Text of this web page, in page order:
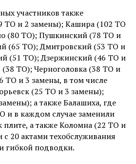
участников также
ТО и 2 замены); Кашира (102 ТО
(80 ТО); Пушкинский (78 ТО и
(65 ТО); Дмитровский (53 ТО и
(51 ТО); Дзержинский (46 ТО и
(38 ТО); Черноголовка (38 ТО и
ТО и 3 замены, в том числе
(25 ТО и 3 замены);
а также Балашиха, где
и в каждом случае заменили
а также Коломна (22 ТО и
20 актами техобслуживания
гибкой подводки.